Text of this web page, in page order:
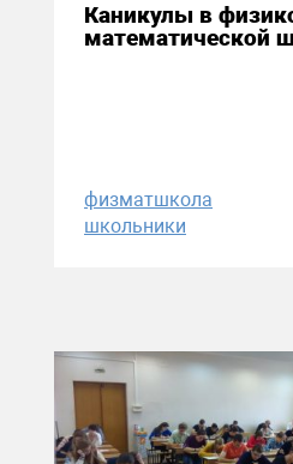
Каникулы в
математической
физматшкола
школьники